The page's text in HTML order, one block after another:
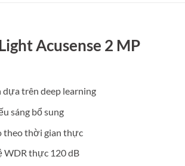
Acusense 2 MP
trên deep learning
sáng bổ sung
theo thời gian thực
WDR thực 120 dB